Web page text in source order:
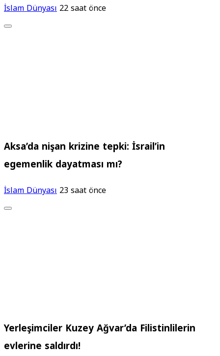
İslam Dünyası22 saat önce
Aksa’da nişan krizine tepki: İsrail’in
egemenlik dayatması mı?
İslam Dünyası23 saat önce
Yerleşimciler Kuzey Ağvar’da Filistinlilerin
evlerine saldırdı!